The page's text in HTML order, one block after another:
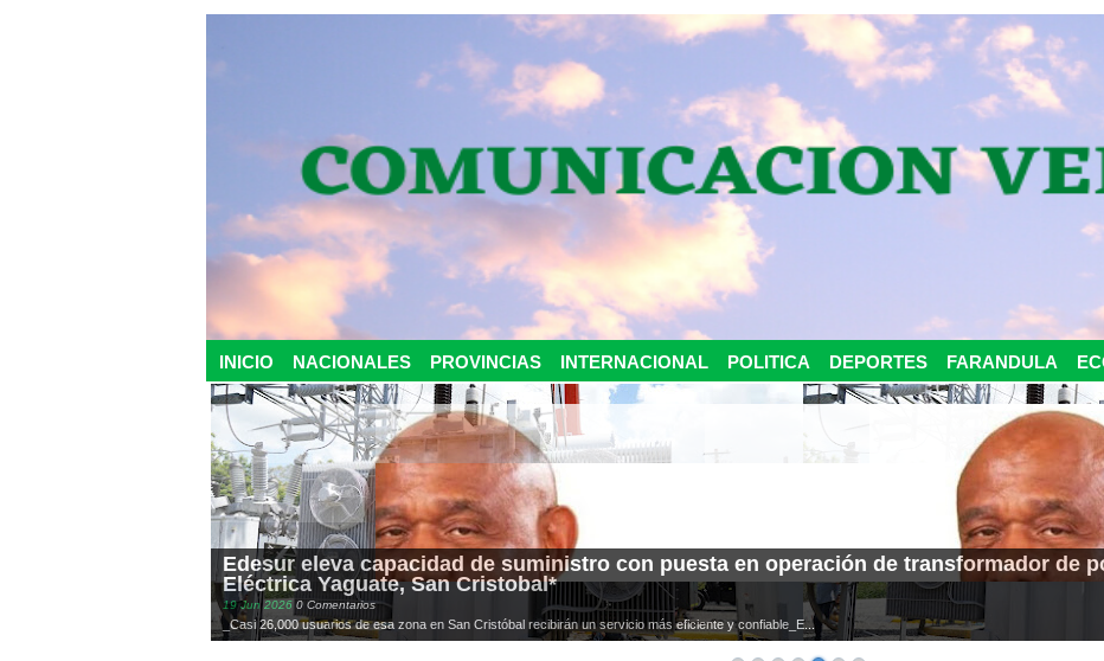
INICIO NACIONALES PROVINCIAS INTERNACIONAL POLITICA DEPORTES FARANDULA
Edesur eleva capacidad de suministro con puesta en operación de transformador de
Eléctrica Yaguate, San Cristobal*
19 Jun 2026 0 Comentarios
_Casi 26,000 usuarios de esa zona en San Cristóbal recibirán un servicio más eficiente y confiable_E...